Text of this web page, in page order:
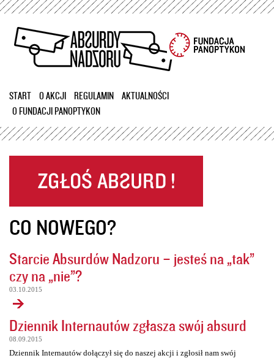
Przejdź
treści
START O AKCJI REGULAMIN
AKTUALNOŚCI
O FUNDACJI PANOPTYKON
CO NOWEGO?
Starcie Absurdów Nadzoru – jesteś na „tak”
czy na „nie”?
03.10.2015
Dziennik Internautów zgłasza swój absurd
08.09.2015
Dziennik Internautów dołączył się do naszej akcji i zgłosił nam swój